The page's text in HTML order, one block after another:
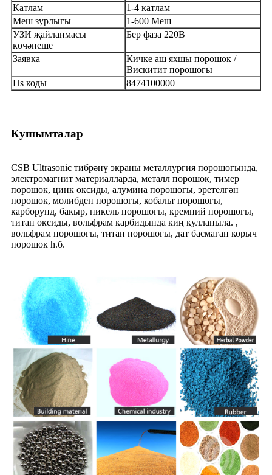
Катлам
1-4 катлам
Меш зурлыгы
1-600 Меш
УЗИ җайланмасы
көчәнеше
Бер фаза 220В
Заявка
Кичке аш яхшы порошок /
Вискитит порошогы
Hs коды
8474100000
Кушымталар
CSB Ultrasonic тибрәнү экраны металлургия порошогында,
электромагнит материалларда, металл порошок, тимер
порошок, цинк оксиды, алумина порошогы, эретелгән
порошок, молибден порошогы, кобальт порошогы,
карборунд, бакыр, никель порошогы, кремний порошогы,
титан оксиды, вольфрам карбидында киң кулланыла. ,
вольфрам порошогы, титан порошогы, дат басмаган корыч
порошок һ.б.